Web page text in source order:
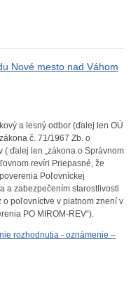
Nové mesto nad Váhom
a lesný odbor (ďalej len OÚ
č. 71/1967 Zb. o
ďalej len „zákona o Správnom
revíri Priepasné, že
Poľovníckej
a zabezpečením starostlivosti
o poľovníctve v platnom znení v
PO MIROM-REV“).
rozhodnutia - oznámenie –